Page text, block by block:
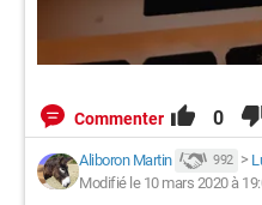
Commenter 0
Aliboron Martin 992 >
Modifié le 10 mars 2020 à